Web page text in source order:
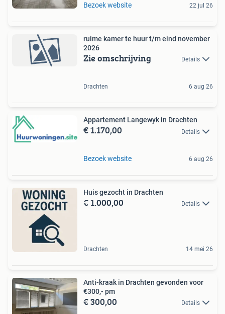
Bezoek website 22 jul 26
ruime kamer te huur t/m eind november
2026
Zie omschrijving Details
Drachten 6 aug 26
Appartement Langewyk in Drachten
€ 1.170,00 Details
Bezoek website 6 aug 26
Huis gezocht in Drachten
€ 1.000,00 Details
Drachten 14 mei 26
Anti-kraak in Drachten gevonden voor
€300,- pm
€ 300,00 Details